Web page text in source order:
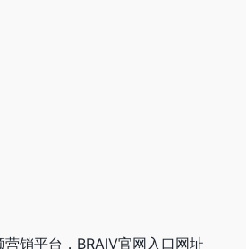
销平台，BRAIV官网入口网址